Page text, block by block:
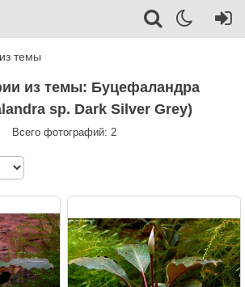
темы
sp. Dark Silver Grey)
Всего фотографий: 2